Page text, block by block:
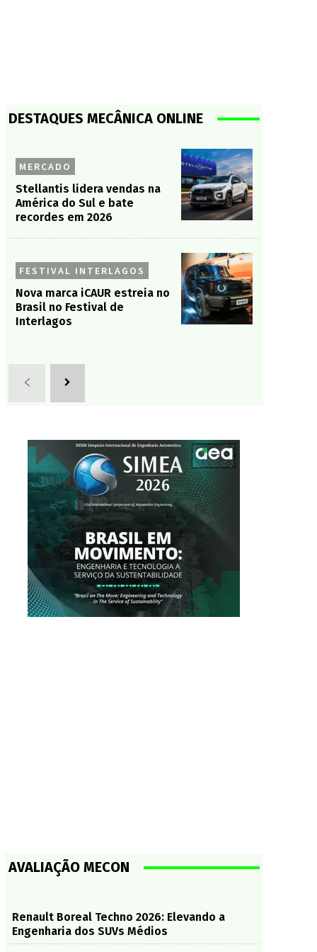
DESTAQUES MECÂNICA ONLINE
MERCADO
Stellantis lidera vendas na
América do Sul e bate
recordes em 2026
FESTIVAL INTERLAGOS
Nova marca iCAUR estreia no
Brasil no Festival de
Interlagos
AVALIAÇÃO MECON
Renault Boreal Techno 2026: Elevando a
Engenharia dos SUVs Médios